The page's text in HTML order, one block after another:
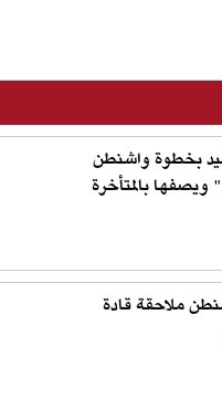
بخطوة واشنطن
بالمتأخرة
ملاحقة قادة